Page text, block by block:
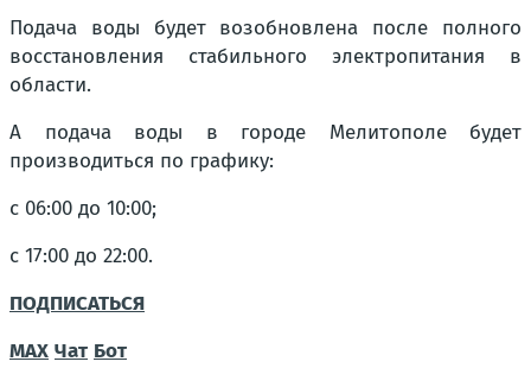
Подача воды будет возобновлена после полного
восстановления стабильного электропитания в
области.
А подача воды в городе Мелитополе будет
производиться по графику:
с 06:00 до 10:00;
с 17:00 до 22:00.
ПОДПИСАТЬСЯ
МАХ Чат Бот